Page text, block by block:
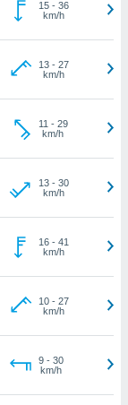
15- 36
km/h
13- 27
km/h
11 - 29
km/h
13- 30
km/h
16- 41
km/h
10- 27
km/h
9- 30
km/h